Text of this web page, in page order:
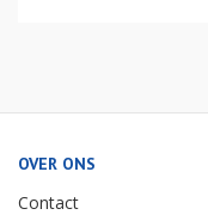
OVER ONS
Contact